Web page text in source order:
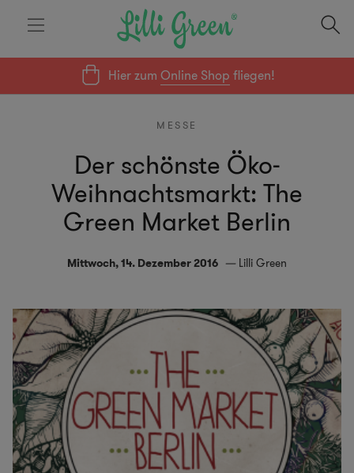
Hier zumOnline Shop fliegen!
MESSE
Der schönste Öko-
Weihnachtsmarkt: The
Green Market Berlin
Mittwoch, 14. Dezember 2016 Lilli Green